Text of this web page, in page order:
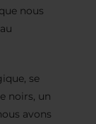
nous
se
noirs, un
avons